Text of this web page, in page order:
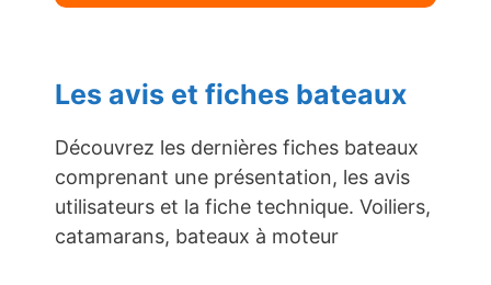
Les avis et fiches bateaux
Découvrez les dernières fiches bateaux
comprenant une présentation, les avis
utilisateurs et la fiche technique. Voiliers,
catamarans, bateaux à moteur